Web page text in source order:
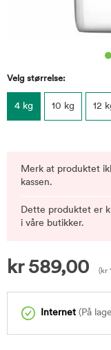
Velg størrelse:
4 kg 10 kg 12
Merk at produktet
kassen.
Dette produktet er
i våre butikker.
kr 589,00 ( kr
Internet (På